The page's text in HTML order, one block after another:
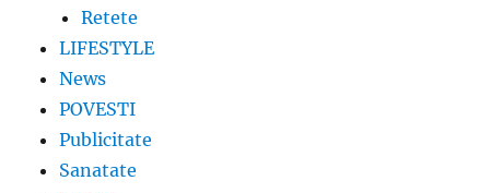
Retete
LIFESTYLE
News
POVESTI
Publicitate
Sanatate